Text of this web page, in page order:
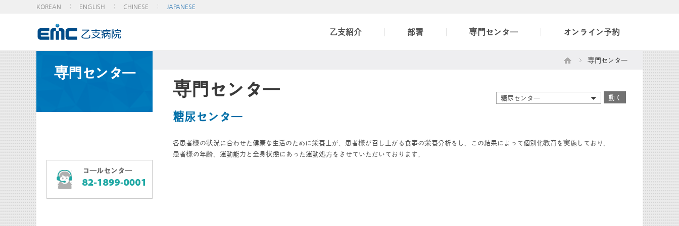
KOREAN ENGLISH CHINESE JAPANESE
乙支紹介 部署 専門センター オンライン予約
専門センター
コールセンター
専門センター
専門センター
糖尿センター
糖尿センター 動く
各患者様の状況に合わせた健康な生活のために栄養士が、患者様が召し上がる食事の栄養分析をし、この結果によって個別化教育を実施しており、
患者様の年齢、運動能力と全身状態にあった運動処方をさせていただいております。